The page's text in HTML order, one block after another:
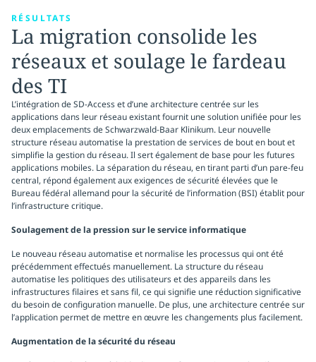
RÉSULTATS
La migration consolide les
réseaux et soulage le fardeau
des TI
L’intégration de SD-Access et d’une architecture centrée sur les
applications dans leur réseau existant fournit une solution unifiée pour les
deux emplacements de Schwarzwald-Baar Klinikum. Leur nouvelle
structure réseau automatise la prestation de services de bout en bout et
simplifie la gestion du réseau. Il sert également de base pour les futures
applications mobiles. La séparation du réseau, en tirant parti d’un pare-feu
central, répond également aux exigences de sécurité élevées que le
Bureau fédéral allemand pour la sécurité de l’information (BSI) établit pour
l’infrastructure critique.
Soulagement de la pression sur le service informatique
Le nouveau réseau automatise et normalise les processus qui ont été
précédemment effectués manuellement. La structure du réseau
automatise les politiques des utilisateurs et des appareils dans les
infrastructures filaires et sans fil, ce qui signifie une réduction significative
du besoin de configuration manuelle. De plus, une architecture centrée sur
l’application permet de mettre en œuvre les changements plus facilement.
Augmentation de la sécurité du réseau